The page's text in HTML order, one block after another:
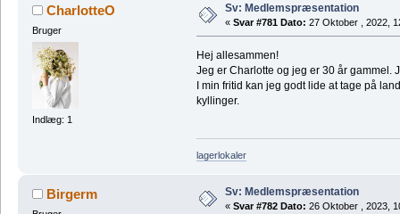
CharlotteO
Bruger
Indlæg: 1
Sv: Medlemspræsentation
« Svar #781 Dato: 27 Oktober , 2022,
Hej allesammen!
Jeg er Charlotte og jeg er 30 år gammel.
I min fritid kan jeg godt lide at tage på
kyllinger.
lagerlokaler
Birgerm Sv: Medlemspræsentation
« Svar #782 Dato: 26 Oktober , 2023,